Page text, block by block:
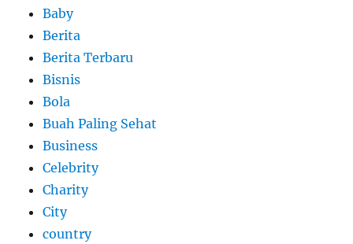
Baby
Berita
Berita Terbaru
Bisnis
Bola
Buah Paling Sehat
Business
Celebrity
Charity
City
country